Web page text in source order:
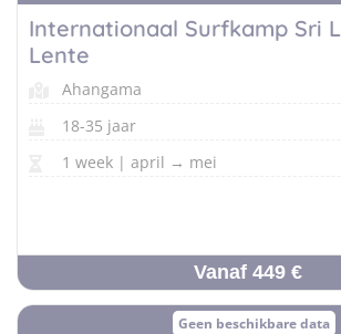
Internationaal Surfkamp Sri
Lente
Ahangama
18-35 jaar
1 week | april → mei
Vanaf 449 €
Geen beschikbare data